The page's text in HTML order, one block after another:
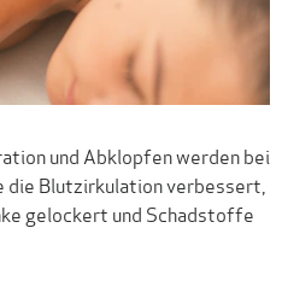
und Abklopfen werden bei
die Blutzirkulation verbessert,
gelockert und Schadstoffe